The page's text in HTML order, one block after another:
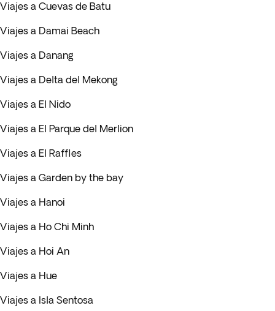
Viajes a Cuevas de Batu
Viajes a Damai Beach
Viajes a Danang
Viajes a Delta del Mekong
Viajes a El Nido
Viajes a El Parque del Merlion
Viajes a El Raffles
Viajes a Garden by the bay
Viajes a Hanoi
Viajes a Ho Chi Minh
Viajes a Hoi An
Viajes a Hue
Viajes a Isla Sentosa